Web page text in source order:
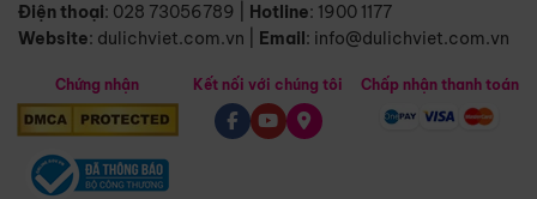
Điện thoại: 028 73056789 Hotline: 1900 1177
Website: dulichviet.com.vn Email: info@dulichviet.com.vn
Chứng nhận Kết nối với chúng tôi Chấp nhận thanh toán